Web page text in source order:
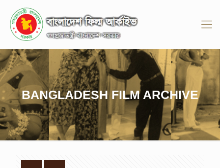
BANGLADESH FILM ARCHIVE